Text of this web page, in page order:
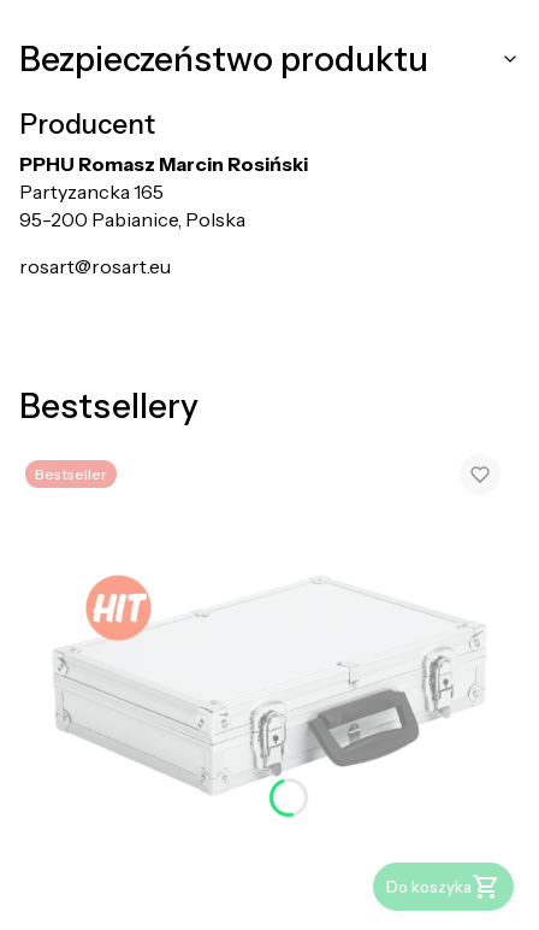
Bezpieczeństwo produktu
Producent
PPHU Romasz Marcin Rosiński
Partyzancka 165
95-200 Pabianice, Polska
rosart@rosart.eu
Bestsellery
Bestseller
Do koszyka